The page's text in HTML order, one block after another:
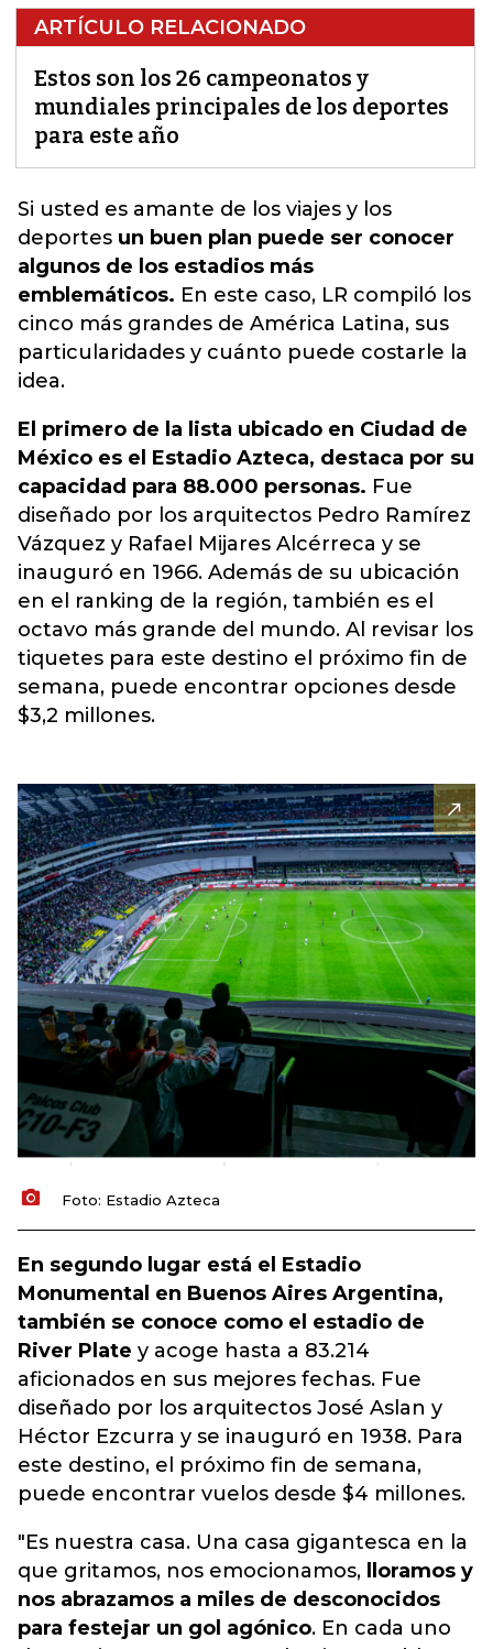
ARTÍCULO RELACIONADO
Estos son los 26 campeonatos y
mundiales principales de los deportes
para este año
Si usted es amante de los viajes y los
deportes un buen plan puede ser conocer
algunos de los estadios más
emblemáticos. En este caso, LR compiló los
cinco más grandes de América Latina, sus
particularidades y cuánto puede costarle la
idea.
El primero de la lista ubicado en Ciudad de
México es el Estadio Azteca, destaca por su
capacidad para 88.000 personas. Fue
diseñado por los arquitectos Pedro Ramírez
Vázquez y Rafael Mijares Alcérreca y se
inauguró en 1966. Además de su ubicación
en el ranking de la región, también es el
octavo más grande del mundo. Al revisar los
tiquetes para este destino el próximo fin de
semana, puede encontrar opciones desde
$3,2 millones.
Foto: Estadio Azteca
En segundo lugar está el Estadio
Monumental en Buenos Aires Argentina,
también se conoce como el estadio de
River Plate y acoge hasta a 83.214
aficionados en sus mejores fechas. Fue
diseñado por los arquitectos José Aslan y
Héctor Ezcurra y se inauguró en 1938. Para
este destino, el próximo fin de semana,
puede encontrar vuelos desde $4 millones.
"Es nuestra casa. Una casa gigantesca en la
que gritamos, nos emocionamos,
lloramos y
nos abrazamos a miles de desconocidos
para festejar un gol agónico. En cada uno